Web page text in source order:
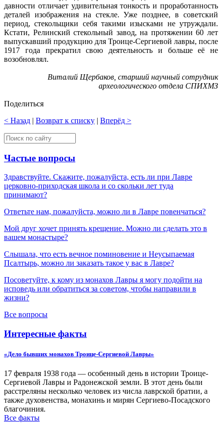
давности отличает удивительная тонкость и проработанность
деталей изображения на стекле. Уже позднее, в советский
период, стекольщики себя такими изысками не утруждали.
Кстати, Релинский стекольный завод, на протяжении 60 лет
выпускавший продукцию для Троице-Сергиевой лавры, после
1917 года прекратил свою деятельность и больше её не
возобновлял.
Виталий Щербаков, старший научный сотрудник
археологического отдела СПИХМЗ
Поделиться
< Назад | Возврат к списку | Вперёд >
Частые вопросы
Здравствуйте. Скажите, пожалуйста, есть ли при Лавре
церковно-приходская школа и со скольки лет туда
принимают?
Ответьте нам, пожалуйста, можно ли в Лавре повенчаться?
Мой друг хочет принять крещение. Можно ли сделать это в
вашем монастыре?
Слышала, что есть вечное поминовение и Неусыпаемая
Псалтырь, можно ли заказать такое у вас в Лавре?
Посоветуйте, к кому из монахов Лавры я могу подойти на
исповедь или обратиться за советом, чтобы направили в
жизни?
Все вопросы
Интересные факты
«Дело бывших монахов Троице-Сергиевой Лавры»
17 февраля 1938 года — особенный день в истории Троице-
Сергиевой Лавры и Радонежской земли. В этот день были
расстреляны несколько человек из числа лаврской братии, а
также духовенства, монахинь и мирян Сергиево-Посадского
благочиния.
Все факты